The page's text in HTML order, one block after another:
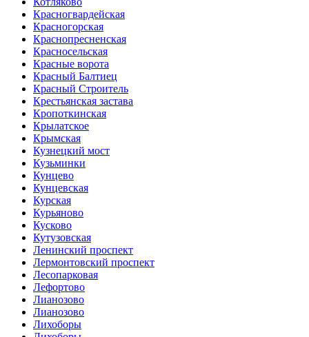
Красногвардейская
Красногорская
Краснопресненская
Красносельская
Красные ворота
Красный Балтиец
Красный Строитель
Крестьянская застава
Кропоткинская
Крылатское
Крымская
Кузнецкий мост
Кузьминки
Кунцево
Кунцевская
Курская
Курьяново
Кусково
Кутузовская
Ленинский проспект
Лермонтовский проспект
Лесопарковая
Лефортово
Лианозово
Лианозово
Лихоборы